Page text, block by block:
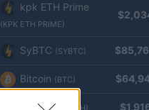
kpk ETH Prime
(KPK ETH PRIME)
SyBTC (SYBTC)
Bitcoin (BTC)
Ethereum (ETH)